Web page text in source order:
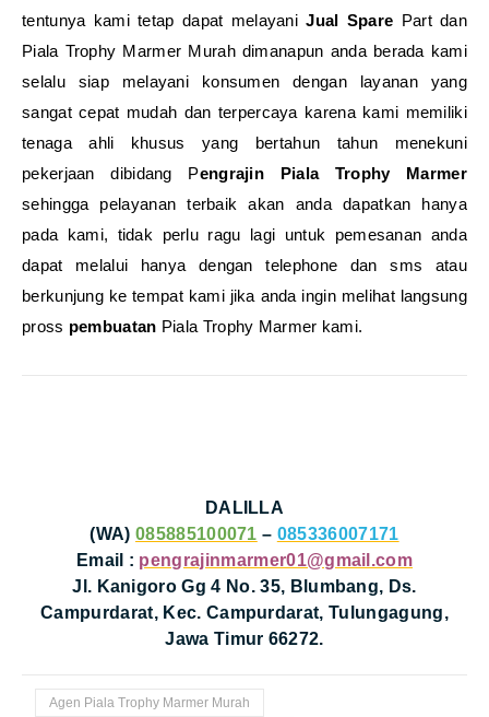
tentunya kami tetap dapat melayaniJual Spare Part dan
Piala Trophy Marmer Murah dimanapun anda berada kami
selalu siap melayani konsumen dengan layanan yang
sangat cepat mudah dan terpercaya karena kami memiliki
tenaga ahli khusus yang bertahun tahun menekuni
pekerjaan dibidang Pengrajin Piala Trophy Marmer
sehingga pelayanan terbaik akan anda dapatkan hanya
pada kami, tidak perlu ragu lagi untuk pemesanan anda
dapat melalui hanya dengan telephone dan sms atau
berkunjung ke tempat kami jika anda ingin melihat langsung
pross pembuatan Piala Trophy Marmer kami.
DALILLA
(WA) 085885100071 – 085336007171
Email : pengrajinmarmer01@gmail.com
Jl. Kanigoro Gg 4 No. 35, Blumbang, Ds.
Campurdarat, Kec. Campurdarat, Tulungagung,
Jawa Timur 66272.
Agen Piala Trophy Marmer Murah